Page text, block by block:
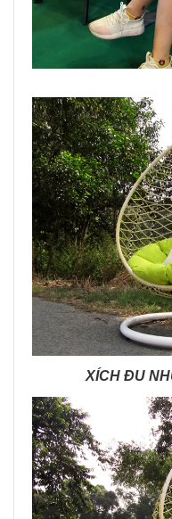
XÍCH ĐU